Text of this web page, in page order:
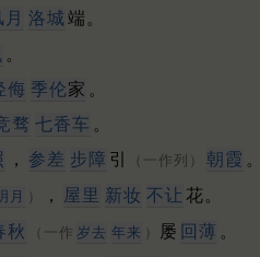
月 洛城 端。
。
侮 季伦家 。
骛 七香车 。
， 参差 步障 引 （一作列） 朝霞
月 ） ， 屋里 新妆 不让 花。
秋 （一作 岁去 年来 ） 屡 回薄 。